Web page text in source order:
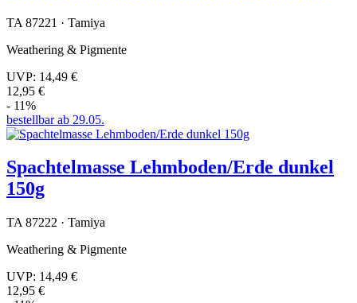
TA 87221 · Tamiya
Weathering & Pigmente
UVP: 14,49 €
12,95 €
- 11%
bestellbar ab 29.05.
Spachtelmasse Lehmboden/Erde dunkel
150g
TA 87222 · Tamiya
Weathering & Pigmente
UVP: 14,49 €
12,95 €